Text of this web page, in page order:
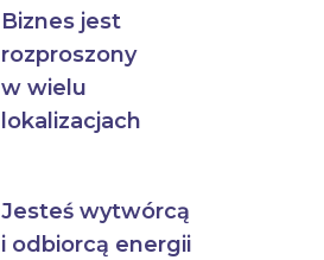
Biznes jest
rozproszony
w wielu
lokalizacjach
Jesteś wytwórcą
i odbiorcą energii